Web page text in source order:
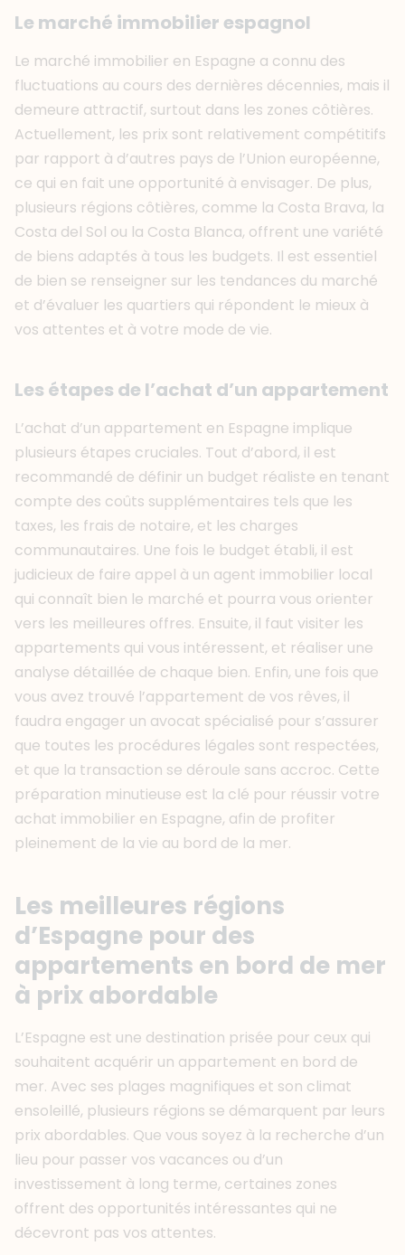
Le marché immobilier espagnol
Le marché immobilier en Espagne a connu des
fluctuations au cours des dernières décennies, mais il
demeure attractif, surtout dans les zones côtières.
Actuellement, les prix sont relativement compétitifs
par rapport à d’autres pays de l’Union européenne,
ce qui en fait une opportunité à envisager. De plus,
plusieurs régions côtières, comme la Costa Brava, la
Costa del Sol ou la Costa Blanca, offrent une variété
de biens adaptés à tous les budgets. Il est essentiel
de bien se renseigner sur les tendances du marché
et d’évaluer les quartiers qui répondent le mieux à
vos attentes et à votre mode de vie.
Les étapes de l’achat d’un appartement
L’achat d’un appartement en Espagne implique
plusieurs étapes cruciales. Tout d’abord, il est
recommandé de définir un budget réaliste en tenant
compte des coûts supplémentaires tels que les
taxes, les frais de notaire, et les charges
communautaires. Une fois le budget établi, il est
judicieux de faire appel à un agent immobilier local
qui connaît bien le marché et pourra vous orienter
vers les meilleures offres. Ensuite, il faut visiter les
appartements qui vous intéressent, et réaliser une
analyse détaillée de chaque bien. Enfin, une fois que
vous avez trouvé l’appartement de vos rêves, il
faudra engager un avocat spécialisé pour s’assurer
que toutes les procédures légales sont respectées,
et que la transaction se déroule sans accroc. Cette
préparation minutieuse est la clé pour réussir votre
achat immobilier en Espagne, afin de profiter
pleinement de la vie au bord de la mer.
Les meilleures régions
d’Espagne pour des
appartements en bord de mer
à prix abordable
L’Espagne est une destination prisée pour ceux qui
souhaitent acquérir un appartement en bord de
mer. Avec ses plages magnifiques et son climat
ensoleillé, plusieurs régions se démarquent par leurs
prix abordables. Que vous soyez à la recherche d’un
lieu pour passer vos vacances ou d’un
investissement à long terme, certaines zones
offrent des opportunités intéressantes qui ne
décevront pas vos attentes.